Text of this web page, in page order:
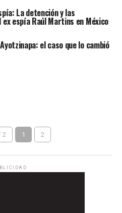
La detención y las
ex espía Raúl Martins en México
el caso que lo cambió
2 1 2